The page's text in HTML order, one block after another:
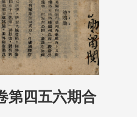
四五六期合